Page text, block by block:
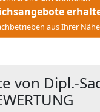
aus Ihrer Nähe
von Dipl.-